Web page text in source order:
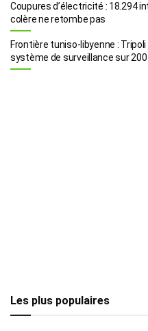
Coupures d’électricité : 18.294
colère ne retombe pas
Frontière tuniso-libyenne :
système de surveillance sur
Les plus populaires